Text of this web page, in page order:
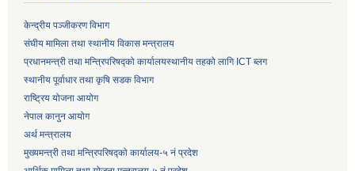
केन्द्रीय पञ्जीकरण विभाग
संघीय मामिला तथा स्थानीय विकास मन्त्रालय
प्रधानमन्त्री तथा मन्त्रिपरिषद्को कार्यालयस्थानीय तहको लागि ICT ब्लग
स्थानीय पूर्वाधार तथा कृषि सडक विभाग
राष्ट्रिय योजना आयोग
नेपाल कानुन आयोग
अर्थ मन्त्रालय
मुख्यमन्त्री तथा मन्त्रिपरिषद्को कार्यालय-५ नं प्रदेश